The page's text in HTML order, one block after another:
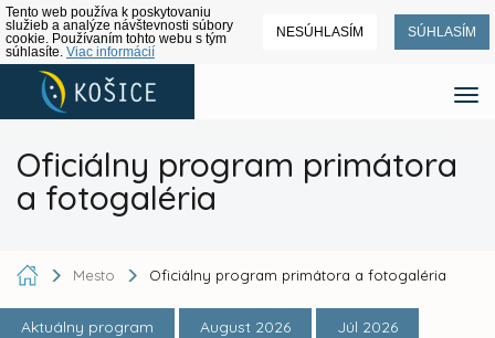
Tento web používa k poskytovaniu
služieb a analýze návštevnosti súbory
cookie. Používaním tohto webu s tým
súhlasíte. Viac informácií
NESÚHLASÍM SÚHLASÍM
Oficiálny program primátora
a fotogaléria
Mesto Oficiálny program primátora a fotogaléria
Aktuálny program August 2026 Júl 2026